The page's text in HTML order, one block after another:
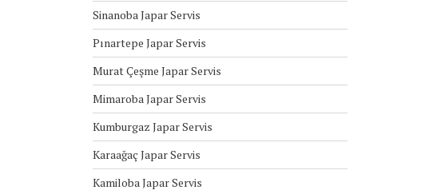
Sinanoba Japar Servis
Pınartepe Japar Servis
Murat Çeşme Japar Servis
Mimaroba Japar Servis
Kumburgaz Japar Servis
Karaağaç Japar Servis
Kamiloba Japar Servis